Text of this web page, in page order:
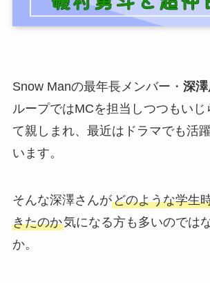
Snow Manの最年長メンバー・ 深
ループではMCを担当しつつもいじ
て親しまれ、最近はドラマでも活
います。
そんな深澤さんがどのような学生
きたのか気になる方も多いのでは
か。